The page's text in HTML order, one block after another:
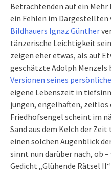
Betrachtenden auf ein
ein Fehlen im Dargestellten
Bildhauers Ignaz Günther
tänzerische Leichtigkeit
zeigen eher etwas, als auf
geschätzte Adolph
Versionen seines
eigene Lebenszeit in
jungen, engelhaften, zeitlos
Friedhofsengel scheint im
Sand aus dem Kelch der
einen solchen Augenblick
sinnt nun darüber nach, ob
Gedicht „Glühende Rätsel